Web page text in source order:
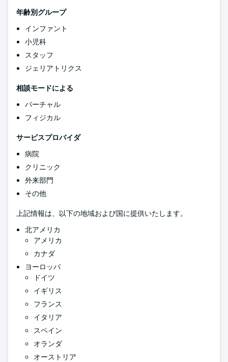
年齢別グループ
インファント
小児科
スタッフ
ジェリアトリクス
相談モードによる
バーチャル
フィジカル
サービスプロバイダ
病院
クリニック
外来部門
その他
上記情報は、以下の地域および国に提供いたします。
北アメリカ
アメリカ
カナダ
ヨーロッパ
ドイツ
イギリス
フランス
イタリア
スペイン
オランダ
オーストリア